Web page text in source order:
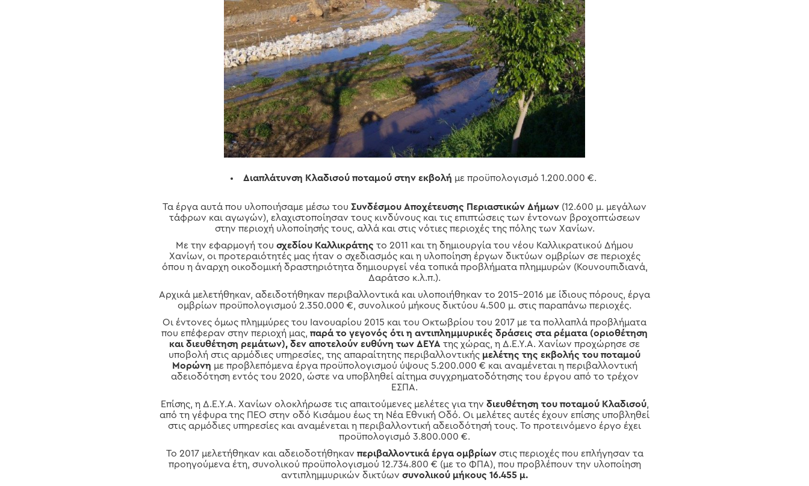
Διαπλάτυνση Κλαδισού ποταμού στην εκβολή με προϋπολογισμό 1.200.000 €.
Τα έργα αυτά που υλοποιήσαμε μέσω του Συνδέσμου Αποχέτευσης Περιαστικών Δήμων (12.600 μ. μεγάλων
τάφρων και αγωγών), ελαχιστοποίησαν τους κινδύνους και τις επιπτώσεις των έντονων βροχοπτώσεων
στην περιοχή υλοποίησής τους, αλλά και στις νότιες περιοχές της πόλης των Χανίων.
Με την εφαρμογή του σχεδίου Καλλικράτης το 2011 και τη δημιουργία του νέου Καλλικρατικού Δήμου
Χανίων, οι προτεραιότητές μας ήταν ο σχεδιασμός και η υλοποίηση έργων δικτύων ομβρίων σε περιοχές
όπου η άναρχη οικοδομική δραστηριότητα δημιουργεί νέα τοπικά προβλήματα πλημμυρών (Κουνουπιδιανά,
Δαράτσο κ.λ.π.).
Αρχικά μελετήθηκαν, αδειδοτήθηκαν περιβαλλοντικά και υλοποιήθηκαν το 2015-2016 με ίδιους πόρους, έργα
ομβρίων προϋπολογισμού 2.350.000 €, συνολικού μήκους δικτύου 4.500 μ. στις παραπάνω περιοχές.
Οι έντονες όμως πλημμύρες του Ιανουαρίου 2015 και του Οκτωβρίου του 2017 με τα πολλαπλά προβλήματα
που επέφεραν στην περιοχή μας, παρά το γεγονός ότι η αντιπλημμυρικές δράσεις στα ρέματα (οριοθέτηση
και διευθέτηση ρεμάτων), δεν αποτελούν ευθύνη των ΔΕΥΑ της χώρας, η Δ.Ε.Υ.Α. Χανίων προχώρησε σε
υποβολή στις αρμόδιες υπηρεσίες, της απαραίτητης περιβαλλοντικής μελέτης της εκβολής του ποταμού
Μορώνη με προβλεπόμενα έργα προϋπολογισμού ύψους 5.200.000 € και αναμένεται η περιβαλλοντική
αδειοδότηση εντός του 2020, ώστε να υποβληθεί αίτημα συγχρηματοδότησης του έργου από το τρέχον
ΕΣΠΑ.
Επίσης, η Δ.Ε.Υ.Α. Χανίων ολοκλήρωσε τις απαιτούμενες μελέτες για την διευθέτηση του ποταμού Κλαδισού,
από τη γέφυρα της ΠΕΟ στην οδό Κισάμου έως τη Νέα Εθνική Οδό. Οι μελέτες αυτές έχουν επίσης υποβληθεί
στις αρμόδιες υπηρεσίες και αναμένεται η περιβαλλοντική αδειοδότησή τους. Το προτεινόμενο έργο έχει
προϋπολογισμό 3.800.000 €.
Το 2017 μελετήθηκαν και αδειοδοτήθηκαν περιβαλλοντικά έργα ομβρίωνστις περιοχές που επλήγησαν τα
προηγούμενα έτη, συνολικού προϋπολογισμού 12.734.800 € (με το ΦΠΑ), που προβλέπουν την υλοποίηση
αντιπλημμυρικών δικτύων συνολικού μήκους 16.455 μ.